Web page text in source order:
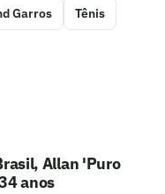
Garros Tênis
Allan 'Puro
anos